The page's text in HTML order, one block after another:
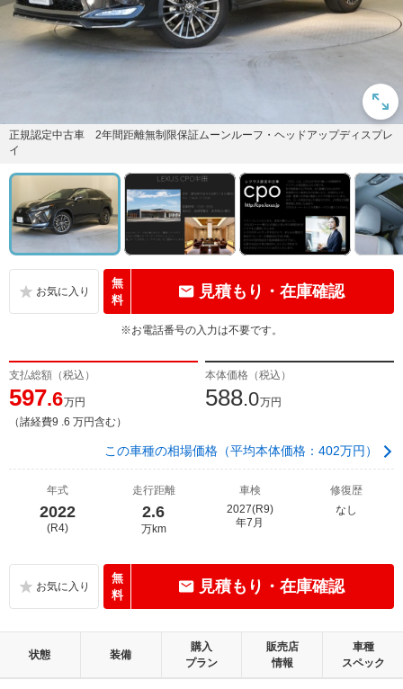
正規認定中古車 2年間距離無制限保証ムーンルーフ・ヘッドアップディスプレ
イ
無
料
見積もり・在庫確認
※お電話番号の入力は不要です。
支払総額（税込）
597.6万円
（諸経費9 .6 万円含む）
本体価格（税込）
588.0万円
この車種の相場価格（平均本体価格：402万円）
年式
2022
(R4)
走行距離
2.6
万km
車検
2027(R9)
年7月
修復歴
なし
無
料
見積もり・在庫確認
状態 装備
購入
プラン
販売店
情報
車種
スペック